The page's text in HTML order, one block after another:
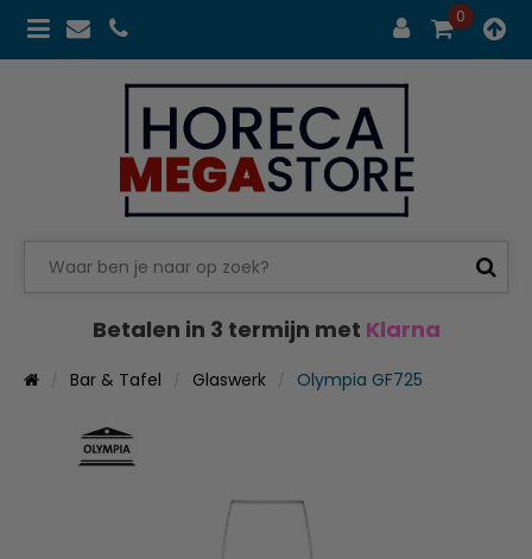
0
Betalen in 3 termijn met Klarna
Bar & Tafel Glaswerk Olympia GF725